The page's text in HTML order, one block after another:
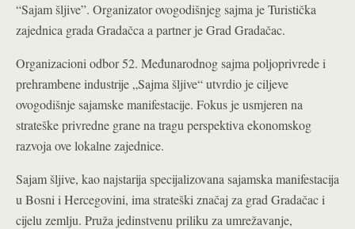
“Sajam šljive”. Organizator ovogodišnjeg sajma je Turistička
zajednica grada Gradačca a partner je Grad Gradačac.
Organizacioni odbor 52. Međunarodnog sajma poljoprivrede i
prehrambene industrije „Sajma šljive“ utvrdio je ciljeve
ovogodišnje sajamske manifestacije. Fokus je usmjeren na
strateške privredne grane na tragu perspektiva ekonomskog
razvoja ove lokalne zajednice.
Sajam šljive, kao najstarija specijalizovana sajamska manifestacija
u Bosni i Hercegovini, ima strateški značaj za grad Gradačac i
cijelu zemlju. Pruža jedinstvenu priliku za umrežavanje,